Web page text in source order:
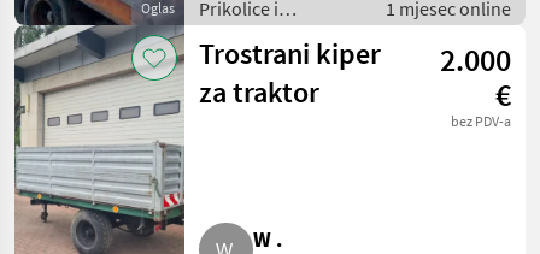
Oglas
Prikolice i
transportna vozila /
Niski utovarivači
1 mjesec online
Trostrani kiper
za traktor
2.000
€
bez PDV-a
W .